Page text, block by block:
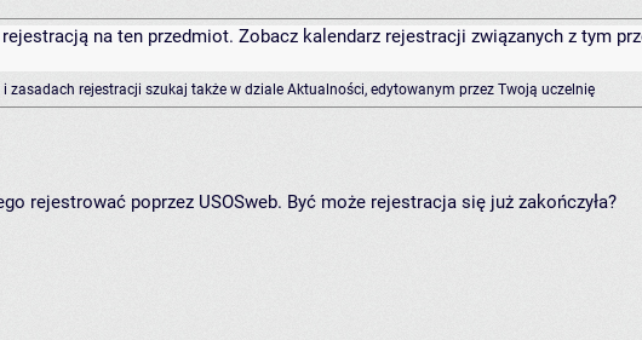
na ten przedmiot. Zobacz kalendarz rejestracji związanych z tym
zasadach rejestracji szukaj także w dziale Aktualności, edytowanym przez Twoją uczelnię
rejestrować poprzez USOSweb. Być może rejestracja się już zakończyła?